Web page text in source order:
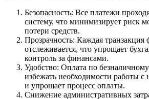
Безопасность: Все платежи
систему, что минимизирует риск
потери средств.
Прозрачность: Каждая транзакция
отслеживается, что упрощает
контроль за финансами.
Удобство: Оплата по безналичному
избежать необходимости работы
и упрощает процесс оплаты.
Снижение административных